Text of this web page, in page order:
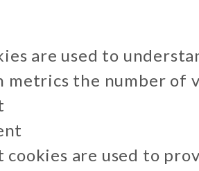
are used to
metrics the number of
are used to